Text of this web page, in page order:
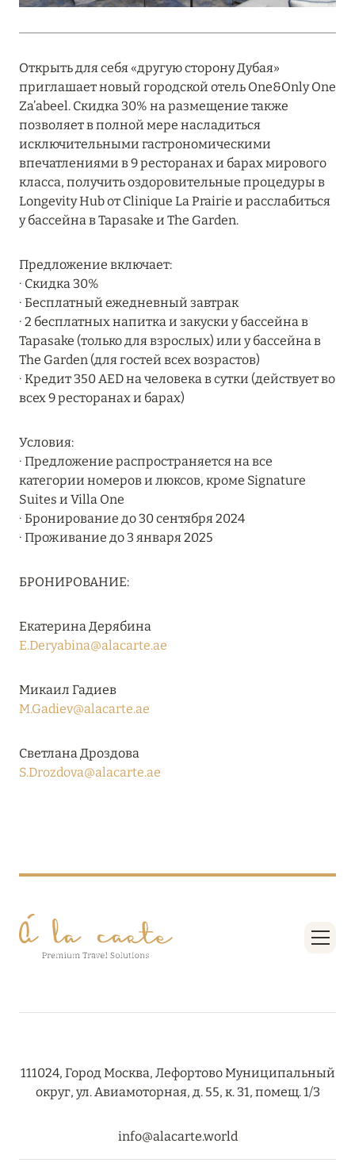
ПРЯМОЙ ПЕРЕЛЁТ
20 марта 2026
MARCH GRAND ESCAPE: ПРЕДЛОЖЕНИЕ ОТ Á
LA CARTE PREMIUM ПО ОТЕЛЮ WALDORF
ASTORIA MALDIVES ITHAAFUSHI, МАЛЬДИВЫ
Подробнее
MANDARIN ORIENTAL JUMEIRA — SUITE
NOVEMBER
Подробнее
13 мая 2025
ЗАБРОНИРУЙТЕ FOUR SEASONS RESORT
ЦЕНАМ
Подробнее
04 апреля 2025
НАПИТКОВ ДЛЯ HB И FB
MANDARIN ORIENTAL JUMEIRA, DUBAI:
СКИДКИ ДО 30 % ОТ СУММЫ КОНТРАКТА НА
Подробнее
ЭКСКЛЮЗИВНО»
27 сентября 2024
Подробнее
27 сентября 2024
HÔTEL BARRIÈRE LES NEIGES
Открыть для себя «другую сторону Дубая»
приглашает новый городской отель One&Only One
Za’abeel. Скидка 30% на размещение также
позволяет в полной мере насладиться
исключительными гастрономическими
впечатлениями в 9 ресторанах и барах мирового
класса, получить оздоровительные процедуры в
Longevity Hub от Clinique La Prairie и расслабиться
у бассейна в Tapasake и The Garden.
Предложение включает:
∙ Скидка 30%
∙ Бесплатный ежедневный завтрак
∙ 2 бесплатных напитка и закуски у бассейна в
Tapasake (только для взрослых) или у бассейна в
The Garden (для гостей всех возрастов)
∙ Кредит 350 AED на человека в сутки (действует во
всех 9 ресторанах и барах)
Условия:
∙ Предложение распространяется на все
категории номеров и люксов, кроме Signature
Suites и Villa One
∙ Бронирование до 30 сентября 2024
∙ Проживание до 3 января 2025
БРОНИРОВАНИЕ:
Екатерина Дерябина
E.Deryabina@alacarte.ae
Микаил Гадиев
M.Gadiev@alacarte.ae
Светлана Дроздова
S.Drozdova@alacarte.ae
111024, Город Москва, Лефортово Муниципальный
округ, ул. Авиамоторная, д. 55, к. 31, помещ. 1/3
info@alacarte.world